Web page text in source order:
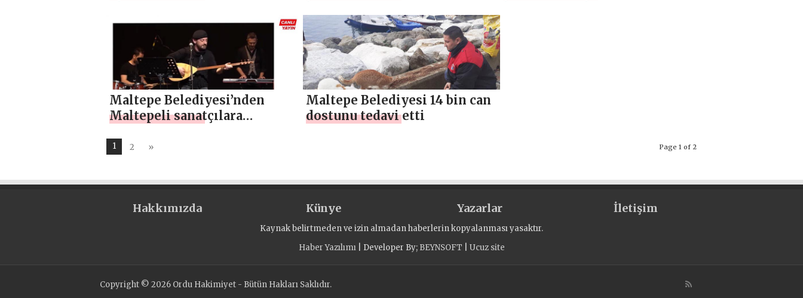
Maltepe Belediyesi’nden
Maltepeli sanatçılara
destek
Maltepe Belediyesi 14 bin can
dostunu tedavi etti
Page 1 of 2
1 2 »
Hakkımızda Künye Yazarlar İletişim
Kaynak belirtmeden ve izin almadan haberlerin kopyalanması yasaktır.
Haber Yazılımı| Developer By; BEYNSOFT Ucuz site
Copyright © 2026 Ordu Hakimiyet - Bütün Hakları Saklıdır.